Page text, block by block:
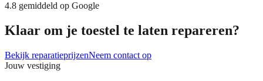
4.8 gemiddeld op Google
Klaar om je toestel te laten repareren?
Bekijk reparatieprijzenNeem contact op
Jouw vestiging